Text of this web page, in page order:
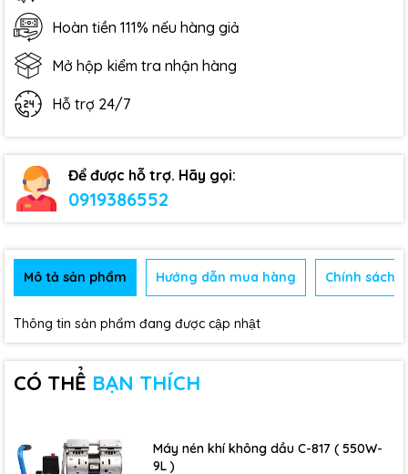
Hoàn tiền 111% nếu hàng giả
Mở hộp kiểm tra nhận hàng
Hỗ trợ 24/7
Để được hỗ trợ. Hãy gọi:
0919386552
Mô tả sản phẩm Hướng dẫn mua hàng Chính sách
Thông tin sản phẩm đang được cập nhật
CÓ THỂ BẠN THÍCH
Máy nén khí không dầu C-817 ( 550W-
9L )